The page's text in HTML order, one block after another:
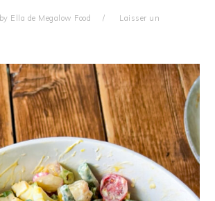
by Ella de Megalow Food
Laisser un